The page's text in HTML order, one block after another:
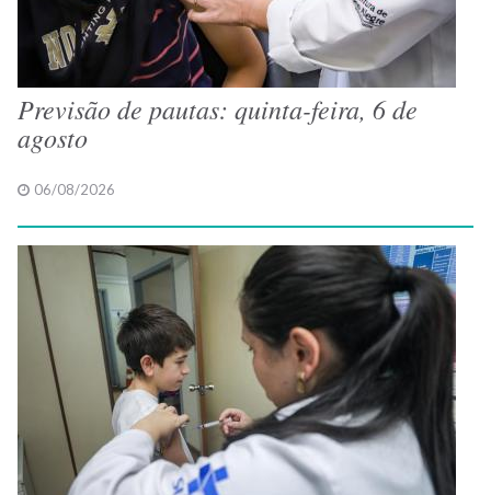
Previsão de pautas: quinta-feira, 6 de
agosto
06/08/2026